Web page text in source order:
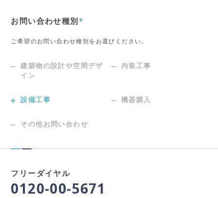
お問い合わせ種別*
ご希望のお問い合わせ種別をお選びください。
建築物の設計や空間デザ
イン
内装工事
設備工事 機器購入
その他お問い合わせ
フリーダイヤル
0120-00-5671